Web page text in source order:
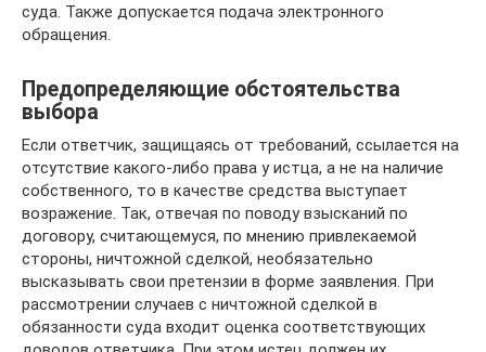
суда. Также допускается подача электронного
обращения.
Предопределяющие обстоятельства
выбора
Если ответчик, защищаясь от требований, ссылается на
отсутствие какого-либо права у истца, а не на наличие
собственного, то в качестве средства выступает
возражение. Так, отвечая по поводу взысканий по
договору, считающемуся, по мнению привлекаемой
стороны, ничтожной сделкой, необязательно
высказывать свои претензии в форме заявления. При
рассмотрении случаев с ничтожной сделкой в
обязанности суда входит оценка соответствующих